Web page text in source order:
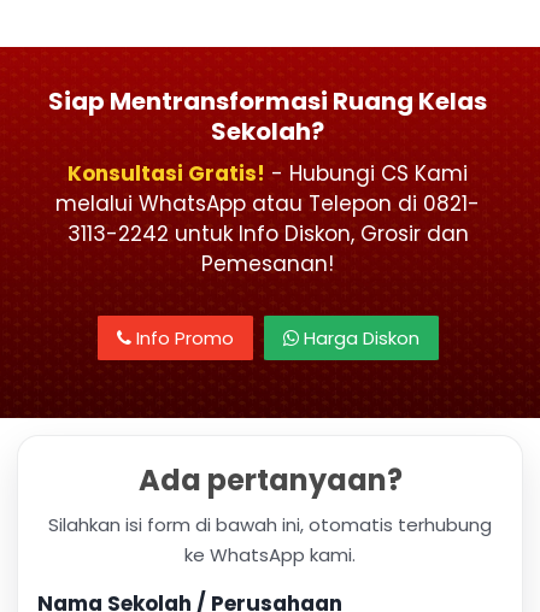
Siap Mentransformasi Ruang Kelas
Sekolah?
Konsultasi Gratis! - Hubungi CS Kami
melalui WhatsApp atau Telepon di 0821-
3113-2242 untuk Info Diskon, Grosir dan
Pemesanan!
Info Promo Harga Diskon
Ada pertanyaan?
Silahkan isi form di bawah ini, otomatis terhubung
ke WhatsApp kami.
Nama Sekolah / Perusahaan